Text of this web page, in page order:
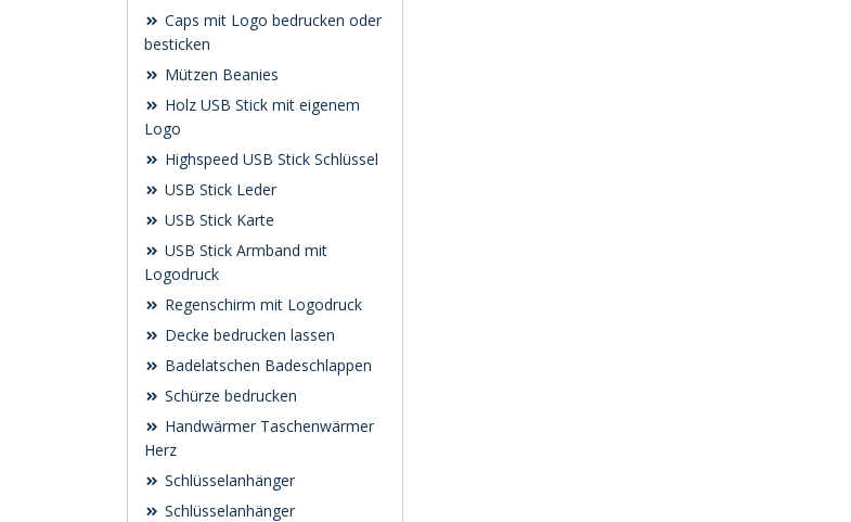
Caps mit Logo bedrucken oder
besticken
Mützen Beanies
Holz USB Stick mit eigenem
Logo
Highspeed USB Stick Schlüssel
USB Stick Leder
USB Stick Karte
USB Stick Armband mit
Logodruck
Regenschirm mit Logodruck
Decke bedrucken lassen
Badelatschen Badeschlappen
Schürze bedrucken
Handwärmer Taschenwärmer
Herz
Schlüsselanhänger
Schlüsselanhänger